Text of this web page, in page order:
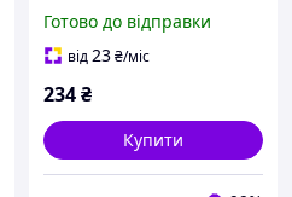
від 7 років з блискітками
та декором GS-02
Готово до відправки
від23₴/міс
234₴
Купити